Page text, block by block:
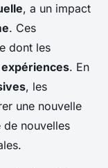
, a un impact
. Ces
dont les
expériences. En
, les
une nouvelle
de nouvelles